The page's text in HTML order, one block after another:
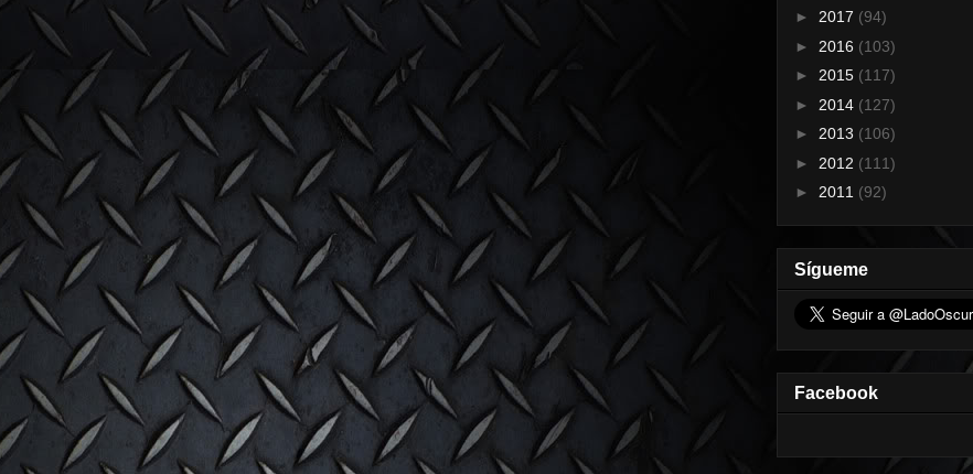
► 2017 (94)
► 2016 (103)
► 2015 (117)
► 2014 (127)
► 2013 (106)
► 2012 (111)
► 2011 (92)
Sígueme
Facebook